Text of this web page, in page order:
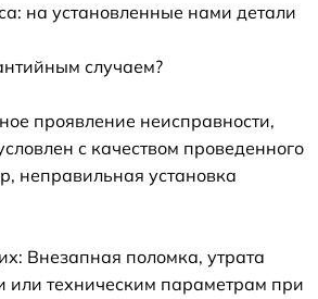
на установленные нами детали
случаем?
проявление неисправности,
с качеством проведенного
неправильная установка
Внезапная поломка, утрата
или техническим параметрам при